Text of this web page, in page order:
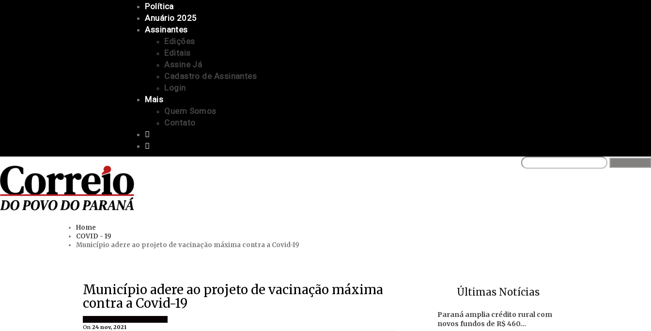
Política
Anuário 2025
Assinantes
Edições
Editais
Assine Já
Cadastro de Assinantes
Login
Mais
Quem Somos
Contato
Home
COVID - 19
Município adere ao projeto de vacinação máxima contra a Covid-19
Município adere ao projeto de vacinação máxima
contra a Covid-19
On 24 nov, 2021
Últimas Notícias
Paraná amplia crédito rural com
novos fundos de R$ 460…